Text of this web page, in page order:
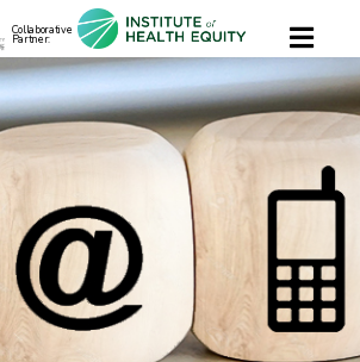
Collaborative
Partner: